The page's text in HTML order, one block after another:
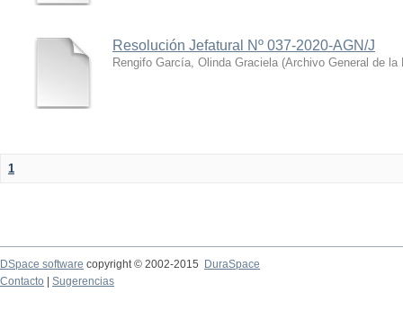
Resolución Jefatural Nº 037-2020-AGN/J
Rengifo García, Olinda Graciela (Archivo General de la
1
DSpace software copyright © 2002-2015
DuraSpace
Contacto
Sugerencias